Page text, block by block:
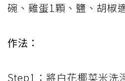
碗、雞蛋1顆、鹽、胡椒
作法：
Step1：將白花椰菜米洗